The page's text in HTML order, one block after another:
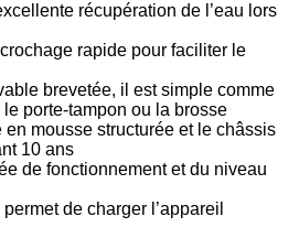
récupération de l’eau lors
rapide pour faciliter le
brevetée, il est simple comme
porte-tampon ou la brosse
en mousse structurée et le châssis
10 ans
de fonctionnement et du niveau
de charger l’appareil